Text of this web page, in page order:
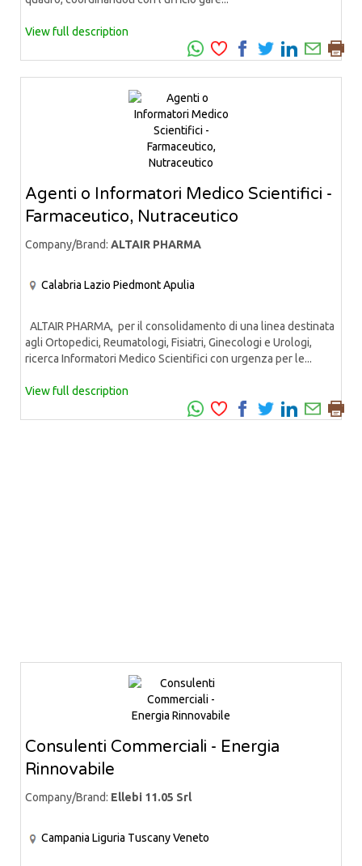
View full description
Agenti o Informatori Medico Scientifici -
Farmaceutico, Nutraceutico
Company/Brand: ALTAIR PHARMA
Calabria Lazio PiedmontApulia
ALTAIR PHARMA, per il consolidamento di una linea destinata
agli Ortopedici, Reumatologi, Fisiatri, Ginecologi e Urologi,
ricerca Informatori Medico Scientifici con urgenza per le...
View full description
Consulenti Commerciali - Energia
Rinnovabile
Company/Brand: Ellebi 11.05 Srl
Campania Liguria TuscanyVeneto